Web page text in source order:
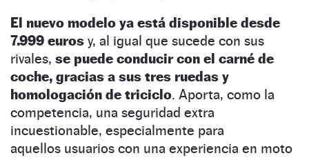
El nuevo modelo ya está disponible desde
7.999 euros y, al igual que sucede con sus
rivales, se puede conducir con el carné de
coche, gracias a sus tres ruedas y
homologación de triciclo. Aporta, como la
competencia, una seguridad extra
incuestionable, especialmente para
aquellos usuarios con una experiencia en moto